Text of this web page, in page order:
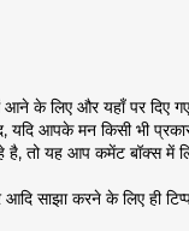
के लिए और यहाँ पर दिए
यदि आपके मन किसी भी
है, तो यह आप कमेंट बॉक्स
साझा करने के लिए ही